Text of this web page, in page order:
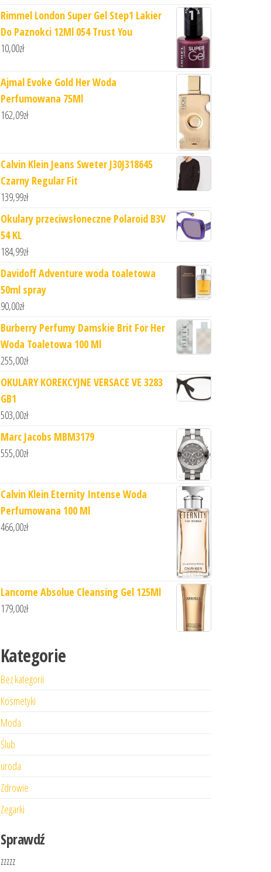
Rimmel London Super Gel Step1 Lakier
Do Paznokci 12Ml 054 Trust You
10,00zł
Ajmal Evoke Gold Her Woda
Perfumowana 75Ml
162,09zł
Calvin Klein Jeans Sweter J30J318645
Czarny Regular Fit
139,99zł
Okulary przeciwsłoneczne Polaroid B3V
54 KL
184,99zł
Davidoff Adventure woda toaletowa
50ml spray
90,00zł
Burberry Perfumy Damskie Brit For Her
Woda Toaletowa 100 Ml
255,00zł
OKULARY KOREKCYJNE VERSACE VE 3283
GB1
503,00zł
Marc Jacobs MBM3179
555,00zł
Calvin Klein Eternity Intense Woda
Perfumowana 100 Ml
466,00zł
Lancome Absolue Cleansing Gel 125Ml
179,00zł
Kategorie
Bez kategorii
Kosmetyki
Moda
Ślub
uroda
Zdrowie
Zegarki
Sprawdź
zzzzz